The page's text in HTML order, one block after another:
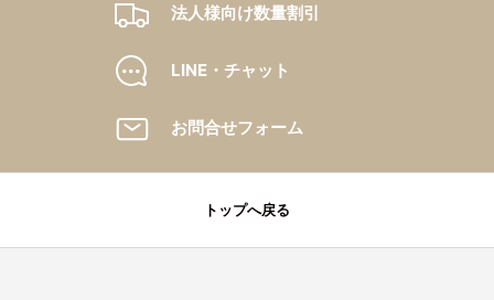
法人様向け数量割引
LINE・チャット
お問合せフォーム
トップへ戻る